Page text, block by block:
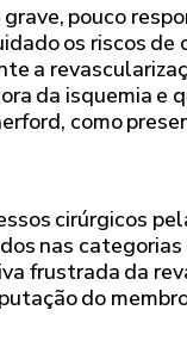
pouco
os riscos
a
da isquemia e
como
cirúrgicos
nas
frustrada da
do